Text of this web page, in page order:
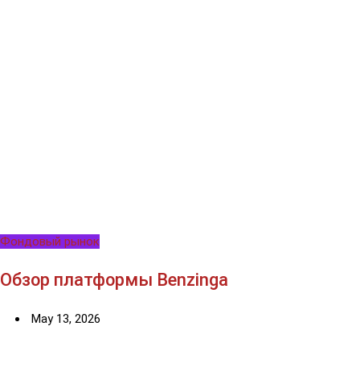
Фондовый рынок
Обзор платформы Benzinga
May 13, 2026